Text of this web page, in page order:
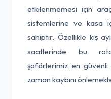
etkilenmemesi için
sistemlerine ve kasa
sahiptir. Özellikle kış
saatlerinde bu
şoförlerimiz en
zaman kaybını